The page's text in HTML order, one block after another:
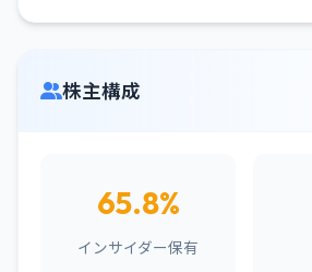
株主構成
65.8%
インサイダー保有